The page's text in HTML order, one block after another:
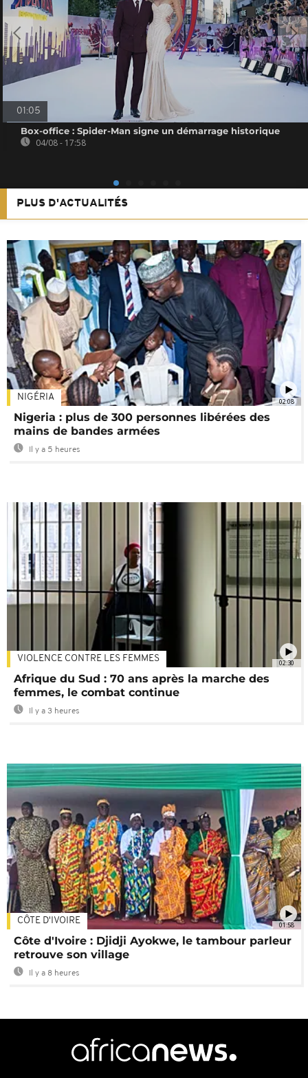
01:05
Box-office : Spider-Man signe un démarrage historique
04/08 - 17:58
PLUS D'ACTUALITÉS
02:08
NIGÉRIA
Nigeria : plus de 300 personnes libérées des
mains de bandes armées
Il y a 5 heures
02:30
VIOLENCE CONTRE LES FEMMES
Afrique du Sud : 70 ans après la marche des
femmes, le combat continue
Il y a 3 heures
01:58
CÔTE D'IVOIRE
Côte d'Ivoire : Djidji Ayokwe, le tambour parleur
retrouve son village
Il y a 8 heures